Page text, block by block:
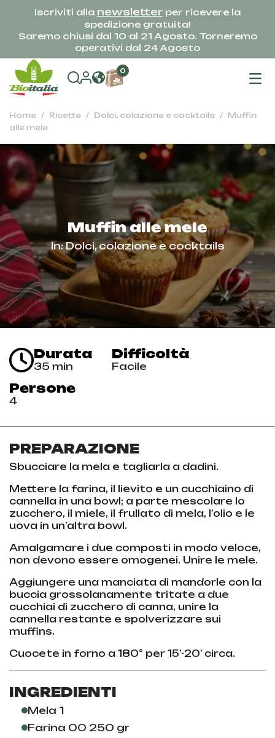
Iscriviti alla newsletter per ricevere la
spedizione gratuita!
Saremo chiusi dal 10 al 21 Agosto. Torneremo
operativi dal 24 Agosto
0
Home Ricette Dolci, colazione e cocktails
Muffin
alle mele
Muffin alle mele
In:Dolci, colazione e cocktails
Durata
35 min
Difficoltà
Facile
Persone
4
PREPARAZIONE
Sbucciare la mela e tagliarla a dadini.
Mettere la farina, il lievito e un cucchiaino di
cannella in una bowl; a parte mescolare lo
zucchero, il miele, il frullato di mela, l’olio e le
uova in un’altra bowl.
Amalgamare i due composti in modo veloce,
non devono essere omogenei. Unire le mele.
Aggiungere una manciata di mandorle con la
buccia grossolanamente tritate a due
cucchiai di zucchero di canna, unire la
cannella restante e spolverizzare sui
muffins.
Cuocete in forno a 180° per 15’-20' circa.
INGREDIENTI
Mela 1
Farina 00 250 gr